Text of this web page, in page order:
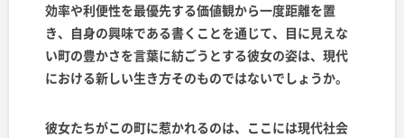
効率や利便性を最優先する価値観から一度距離を置
き、自身の興味である書くことを通じて、目に見えな
い町の豊かさを言葉に紡ごうとする彼女の姿は、現代
における新しい生き方そのものではないでしょうか。
彼女たちがこの町に惹かれるのは、ここには現代社会